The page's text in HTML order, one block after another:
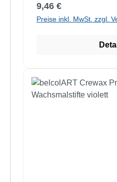
Regulärer Preis:
9,46 €
Preise inkl. MwSt. zzgl.